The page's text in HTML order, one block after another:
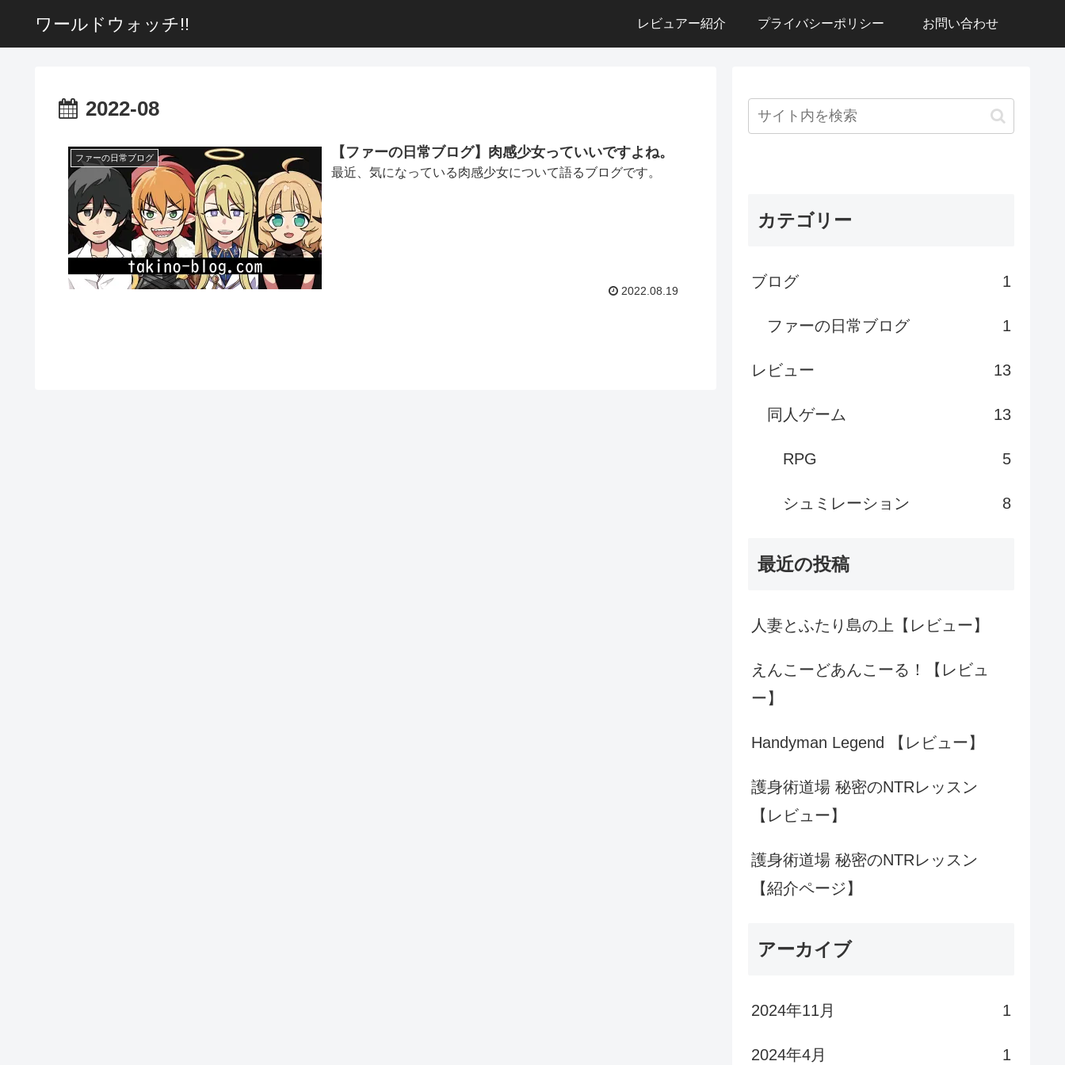
ワールドウォッチ!! レビュアー紹介 プライバシーポリシー お問い合わせ
2022-08
ファーの日常ブログ 【ファーの日常ブログ】肉感少女っていいですよね。
最近、気になっている肉感少女について語るブログです。
2022.08.19
カテゴリー
ブログ 1
ファーの日常ブログ 1
レビュー 13
同人ゲーム 13
RPG 5
シュミレーション 8
最近の投稿
人妻とふたり島の上【レビュー】
えんこーどあんこーる！【レビュ
ー】
Handyman Legend 【レビュー】
護身術道場 秘密のNTRレッスン
【レビュー】
護身術道場 秘密のNTRレッスン
【紹介ページ】
アーカイブ
2024年11月 1
2024年4月 1